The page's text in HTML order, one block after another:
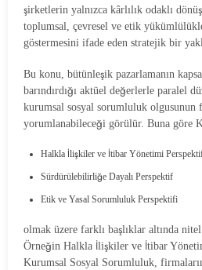
şirketlerin yalnızca kârlılık odaklı
toplumsal, çevresel ve etik
göstermesini ifade eden stratejik bir
Bu konu, bütünleşik pazarlamanın
barındırdığı aktüel değerlerle paralel
kurumsal sosyal sorumluluk olgusunun
yorumlanabileceği görülür. Buna göre
Halkla İlişkiler ve İtibar Yönetimi
Sürdürülebilirliğe Dayalı Perspektif
Etik ve Yasal Sorumluluk Perspektifi
olmak üzere farklı başlıklar altında
Örneğin Halkla İlişkiler ve İtibar
Kurumsal Sosyal Sorumluluk,